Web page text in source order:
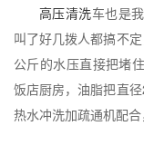
高压清洗车也是
叫了好几拨人都搞不
公斤的水压直接把堵
饭店厨房，油脂把直
热水冲洗加疏通机配合